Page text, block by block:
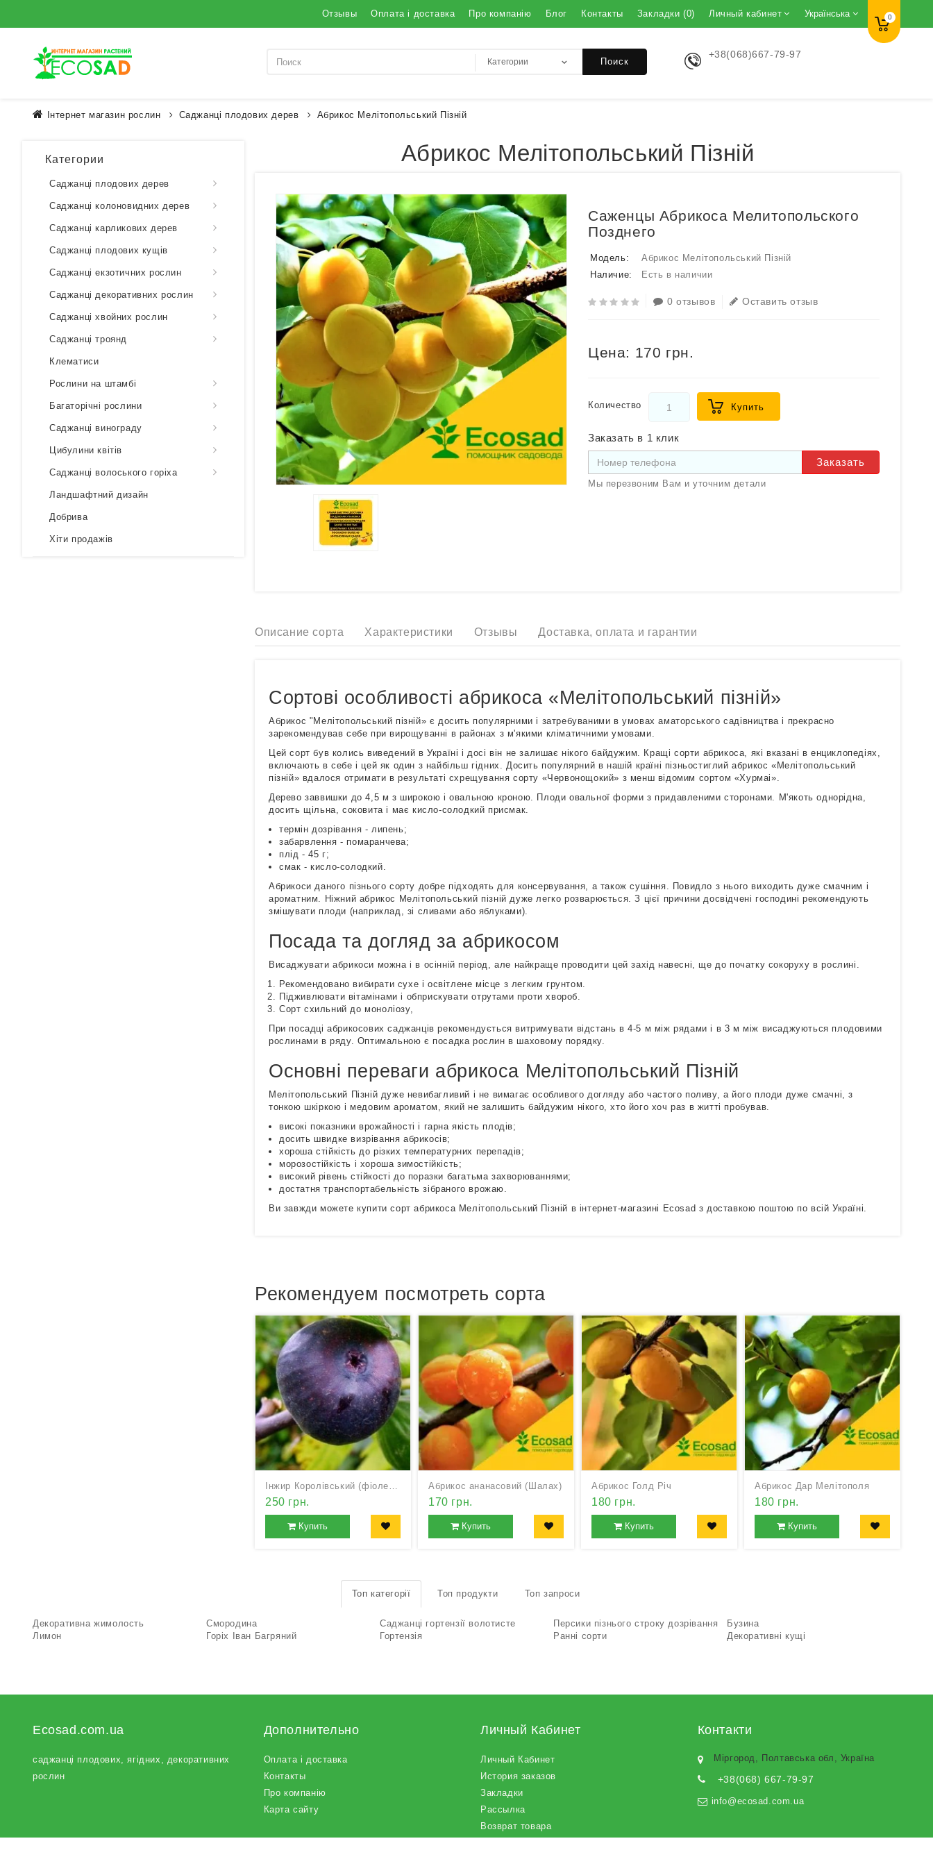
Отзывы Оплата і доставка Про компанію Блог Контакты Закладки (0) Личный кабинет Українська 0
+38(068)667-79-97
Поиск
Інтернет магазин рослин Саджанці плодових дерев Абрикос Мелітопольський Пізній
Категории
Саджанці плодових дерев
Саджанці колоновидних дерев
Саджанці карликових дерев
Саджанці плодових кущів
Саджанці екзотичних рослин
Саджанці декоративних рослин
Саджанці хвойних рослин
Саджанці троянд
Клематиси
Рослини на штамбі
Багаторічні рослини
Саджанці винограду
Цибулини квітів
Саджанці волоського горіха
Ландшафтний дизайн
Добрива
Хіти продажів
Абрикос Мелітопольський Пізній
Саженцы Абрикоса Мелитопольского
Позднего
Модель:
Абрикос Мелітопольський Пізній
Наличие:
Есть в наличии
0 отзывов Оставить отзыв
Цена: 170 грн.
Количество Купить
Заказать в 1 клик
Заказать
Мы перезвоним Вам и уточним детали
Описание сорта Характеристики Отзывы Доставка, оплата и гарантии
Сортові особливості абрикоса «Мелітопольський пізній»
Абрикос "Мелітопольський пізній» є досить популярними і затребуваними в умовах аматорського садівництва і прекрасно
зарекомендував себе при вирощуванні в районах з м'якими кліматичними умовами.
Цей сорт був колись виведений в Україні і досі він не залишає нікого байдужим. Кращі сорти абрикоса, які вказані в енциклопедіях,
включають в себе і цей як один з найбільш гідних. Досить популярний в нашій країні пізньостиглий абрикос «Мелітопольський
пізній» вдалося отримати в результаті схрещування сорту «Червонощокий» з менш відомим сортом «Хурмаі».
Дерево заввишки до 4,5 м з широкою і овальною кроною. Плоди овальної форми з придавленими сторонами. М'якоть однорідна,
досить щільна, соковита і має кисло-солодкий присмак.
термін дозрівання - липень;
забарвлення - помаранчева;
плід - 45 г;
смак - кисло-солодкий.
Абрикоси даного пізнього сорту добре підходять для консервування, а також сушіння. Повидло з нього виходить дуже смачним і
ароматним. Ніжний абрикос Мелітопольський пізній дуже легко розварюється. З цієї причини досвідчені господині рекомендують
змішувати плоди (наприклад, зі сливами або яблуками).
Посада та догляд за абрикосом
Висаджувати абрикоси можна і в осінній період, але найкраще проводити цей захід навесні, ще до початку сокоруху в рослині.
Рекомендовано вибирати сухе і освітлене місце з легким грунтом.
Підживлювати вітамінами і обприскувати отрутами проти хвороб.
Сорт схильний до моноліозу,
При посадці абрикосових саджанців рекомендується витримувати відстань в 4-5 м між рядами і в 3 м між висаджуються плодовими
рослинами в ряду. Оптимальною є посадка рослин в шаховому порядку.
Основні переваги абрикоса Мелітопольський Пізній
Мелітопольський Пізній дуже невибагливий і не вимагає особливого догляду або частого поливу, а його плоди дуже смачні, з
тонкою шкіркою і медовим ароматом, який не залишить байдужим нікого, хто його хоч раз в житті пробував.
високі показники врожайності і гарна якість плодів;
досить швидке визрівання абрикосів;
хороша стійкість до різких температурних перепадів;
морозостійкість і хороша зимостійкість;
високий рівень стійкості до поразки багатьма захворюваннями;
достатня транспортабельність зібраного врожаю.
Ви завжди можете купити сорт абрикоса Мелітопольський Пізній в інтернет-магазині Ecosad з доставкою поштою по всій Україні.
Рекомендуем посмотреть сорта
Інжир Королівський (фіолетовий)
250 грн.
Купить
Абрикос ананасовий (Шалах)
170 грн.
Купить
Абрикос Голд Річ
180 грн.
Купить
Абрикос Дар Мелітополя
180 грн.
Купить
Топ категорії Топ продукти Топ запроси
Декоративна жимолость Смородина Саджанці гортензії волотисте Персики пізнього строку дозрівання
Бузина
Лимон
Горіх Іван Багряний Гортензія Ранні сорти Декоративні кущі
Ecosad.com.ua
саджанці плодових, ягідних, декоративних
рослин
Дополнительно
Оплата і доставка
Контакты
Про компанію
Карта сайту
Личный Кабинет
Личный Кабинет
История заказов
Закладки
Рассылка
Возврат товара
Контакти
Міргород, Полтавська обл, Україна
+38(068) 667-79-97
info@ecosad.com.ua